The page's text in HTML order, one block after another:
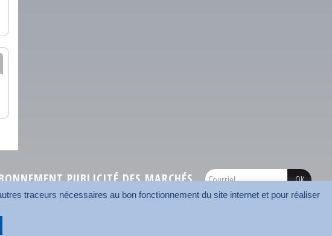
PUBLICITÉ DES MARCHÉS
traceurs nécessaires au bon fonctionnement du site internet et pour réaliser